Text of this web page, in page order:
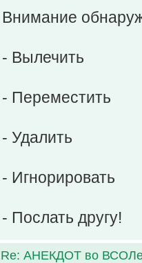
Внимание
- Вылечить
- Переместить
- Удалить
- Игнорировать
- Послать другу!
Re: АНЕКДОТ во